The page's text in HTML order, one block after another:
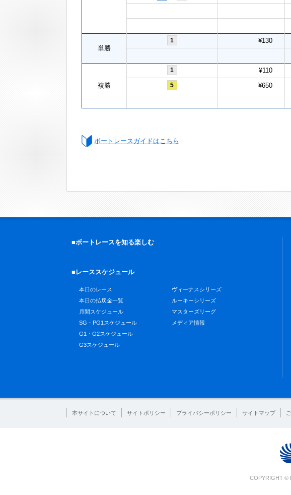
単勝
1 ¥130
複勝
1 ¥110
5 ¥650
ボートレースガイドはこちら
■ボートレースを知る楽しむ
■レーススケジュール
本日のレース
本日の払戻金一覧
月間スケジュール
SG・PG1スケジュール
G1・G2スケジュール
G3スケジュール
ヴィーナスシリーズ
ルーキーシリーズ
マスターズリーグ
メディア情報
本サイトについて サイトポリシー プライバシーポリシー サイトマップ
COPYRIGHT ©